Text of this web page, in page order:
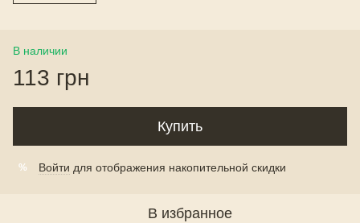
В наличии
113 грн
Купить
% Войти для отображения накопительной скидки
В избранное